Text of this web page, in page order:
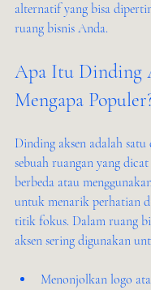
alternatif yang bisa
ruang bisnis Anda.
Apa Itu Dinding
Mengapa
Dinding aksen adalah
sebuah ruangan yang
berbeda atau
untuk menarik perhatian
titik fokus. Dalam ruang
aksen sering digunakan
Menonjolkan logo